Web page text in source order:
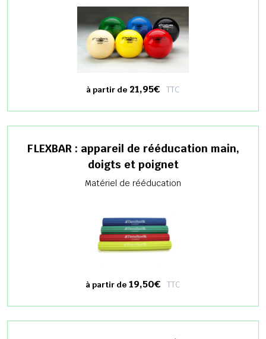
à partir de 21,95€ TTC
FLEXBAR : appareil de rééducation main,
doigts et poignet
Matériel de rééducation
à partir de 19,50€ TTC